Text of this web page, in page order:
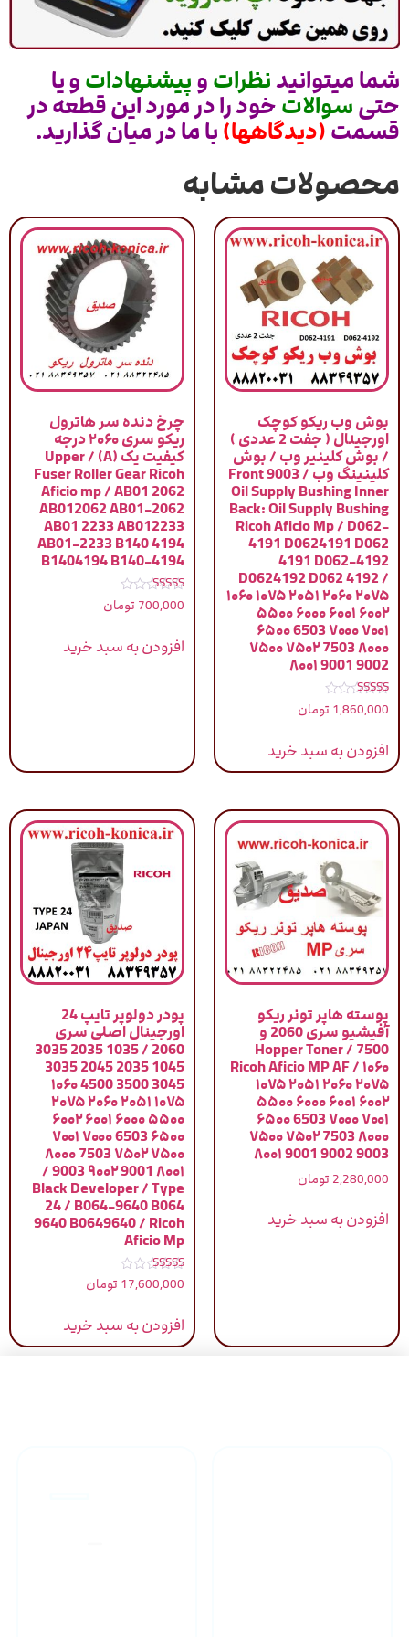
شما میتوانیدنظراتوپیشنهاداتو یا
حتیسوالاتخود را در مورد این قطعه در
قسمت(دیدگاهها)با ما در میان گذارید.
محصولات مشابه
بوش وب ریکو کوچک
اورجینال ( جفت 2 عددی )
/ بوش کلینیر وب / بوش
کلینینگ وب / 9003 Front
Oil Supply Bushing Inner
Back: Oil Supply Bushing
Ricoh Aficio Mp / D062-
4191 D0624191 D062
4191 D062-4192
D0624192 D062 4192 /
۱۰۶۰ ۱۰۷۵ ۲۰۵۱ ۲۰۶۰ ۲۰۷۵
۵۵۰۰ ۶۰۰۰ ۶۰۰۱ ۶۰۰۲
۶۵۰۰ 6503 ۷۰۰۰ ۷۰۰۱
۷۵۰۰ ۷۵۰۲ 7503 ۸۰۰۰
۸۰۰۱ 9001 9002
نمره
5.00
1,860,000 تومان
افزودن به سبد خرید
چرخ دنده سر هاترول
ریکو سری ۲۰۶۰ درجه
کیفیت یک (A) / Upper
Fuser Roller Gear Ricoh
Aficio mp / AB01 2062
AB012062 AB01-2062
AB01 2233 AB012233
AB01-2233 B140 4194
B1404194 B140-4194
نمره
5.00
700,000 تومان
افزودن به سبد خرید
پوسته هاپر تونر ریکو
آفیشیو سری 2060 و
7500 / Hopper Toner
Ricoh Aficio MP AF / ۱۰۶۰
۱۰۷۵ ۲۰۵۱ ۲۰۶۰ ۲۰۷۵
۵۵۰۰ ۶۰۰۰ ۶۰۰۱ ۶۰۰۲
۶۵۰۰ 6503 ۷۰۰۰ ۷۰۰۱
۷۵۰۰ ۷۵۰۲ 7503 ۸۰۰۰
۸۰۰۱ 9001 9002 9003
2,280,000 تومان
افزودن به سبد خرید
پودر دولوپر تایپ 24
اورجینال اصلی سری
2060 / 1035 2035 3035
1045 2035 2045 3035
3045 3500 4500 ۱۰۶۰
۱۰۷۵ ۲۰۵۱ ۲۰۶۰ ۲۰۷۵
۵۵۰۰ ۶۰۰۰ ۶۰۰۱ ۶۰۰۲
۶۵۰۰ 6503 ۷۰۰۰ ۷۰۰۱
۷۵۰۰ ۷۵۰۲ 7503 ۸۰۰۰
۸۰۰۱ 9001 ۹۰۰۲ 9003 /
Black Developer / Type
24 / B064-9640 B064
9640 B0649640 / Ricoh
Aficio Mp
نمره
5.00
17,600,000 تومان
افزودن به سبد خرید